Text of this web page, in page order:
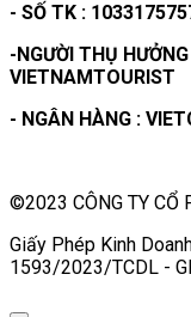
- SỐ TK :
-NGƯỜI THỤ
VIETNAMTOURIST
- NGÂN HÀNG :
©2023 CÔNG TY CỔ
Giấy Phép Kinh
1593/2023/TCDL -